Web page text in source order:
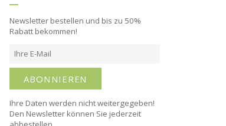
Newsletter bestellen und bis zu 50%
Rabatt bekommen!
ABONNIEREN
Ihre Daten werden nicht weitergegeben!
Den Newsletter können Sie jederzeit